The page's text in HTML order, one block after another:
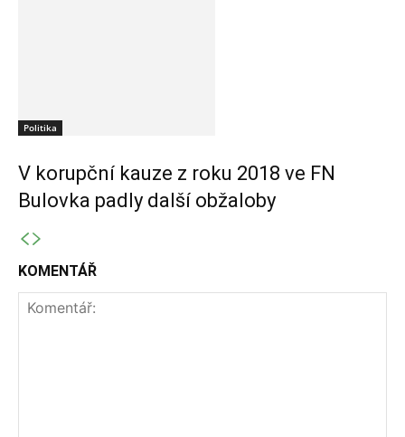
Politika
V korupční kauze z roku 2018 ve FN
Bulovka padly další obžaloby
KOMENTÁŘ